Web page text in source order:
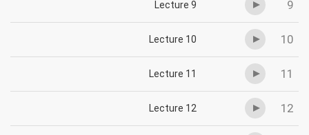
9
Lecture 9
10
Lecture 10
11
Lecture 11
12
Lecture 12